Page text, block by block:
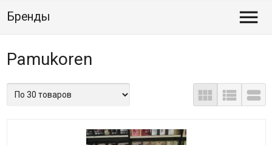
Бренды 
Pamukoren
  